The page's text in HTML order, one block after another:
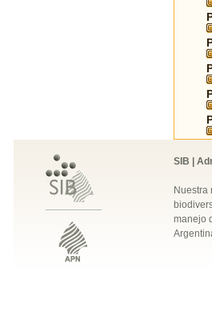
SIB |
Nuestra
manejo